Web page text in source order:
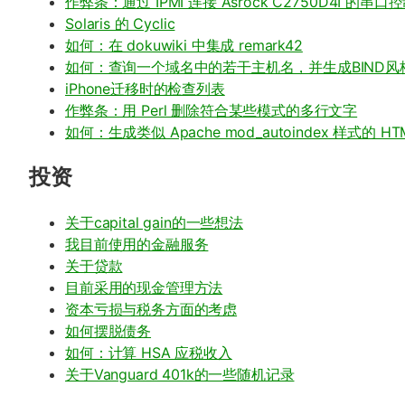
Solaris 的 Cyclic
如何：在 dokuwiki 中集成 remark42
如何：查询一个域名中的若干主机名，并生成BIND
iPhone迁移时的检查列表
作弊条：用 Perl 删除符合某些模式的多行文字
如何：生成类似 Apache mod_autoindex 样式的
投资
关于capital gain的一些想法
我目前使用的金融服务
关于贷款
目前采用的现金管理方法
资本亏损与税务方面的考虑
如何摆脱债务
如何：计算 HSA 应税收入
关于Vanguard 401k的一些随机记录